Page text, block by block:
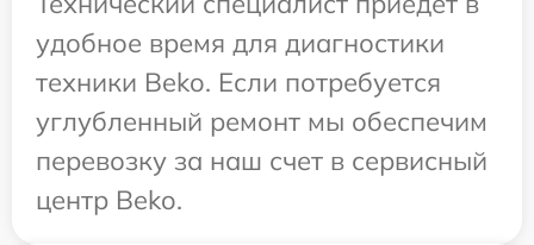
удобное время для диагностики
техники Beko. Если потребуется
углубленный ремонт мы обеспечим
перевозку за наш счет в сервисный
центр Beko.